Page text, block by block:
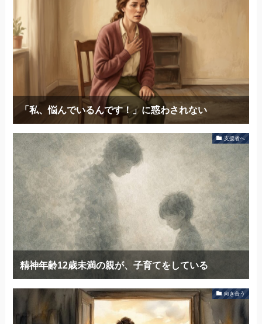
「私、悩んでいるんです！」に惑わされない
支援者へ
精神年齢12歳未満の親が、子育てをしている
向き合う